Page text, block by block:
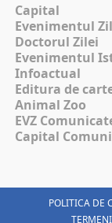
Capital
Evenimentul
Doctorul Zilei
Evenimentul
Infoactual
Editura de
Animal Zoo
EVZ
Capital
POLITICA DE